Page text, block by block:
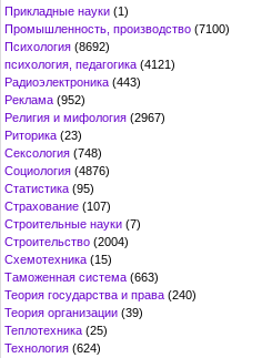
Прикладные науки (1)
Промышленность, производство (7100)
Психология (8692)
психология, педагогика (4121)
Радиоэлектроника (443)
Реклама (952)
Религия и мифология (2967)
Риторика (23)
Сексология (748)
Социология (4876)
Статистика (95)
Страхование (107)
Строительные науки (7)
Строительство (2004)
Схемотехника (15)
Таможенная система (663)
Теория государства и права (240)
Теория организации (39)
Теплотехника (25)
Технология (624)